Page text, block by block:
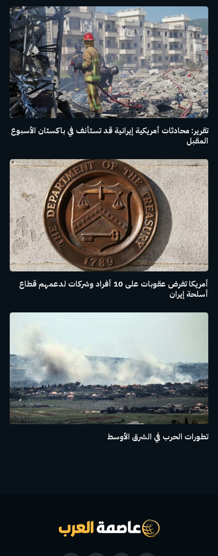
تقرير: محادثات أمريكية إيرانية قد تستأنف في باكستان الأسبوع
المقبل
أمريكا تفرض عقوبات على 10 أفراد وشركات لدعمهم قطاع
أسلحة إيران
تطورات الحرب في الشرق الأوسط